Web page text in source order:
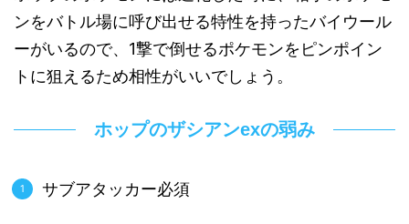
ンをバトル場に呼び出せる特性を持ったバイウール
ーがいるので、1撃で倒せるポケモンをピンポイン
トに狙えるため相性がいいでしょう。
ホップのザシアンexの弱み
サブアタッカー必須